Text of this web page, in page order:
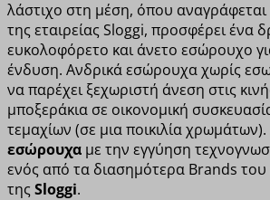
λάστιχο στη μέση, όπου αναγράφεται
της εταιρείας Sloggi, προσφέρει ένα
ευκολοφόρετο και άνετο εσώρουχο
ένδυση. Ανδρικά εσώρουχα χωρίς
να παρέχει ξεχωριστή άνεση στις
μποξεράκια σε οικονομική
τεμαχίων (σε μια ποικιλία χρωμάτων).
εσώρουχα με την εγγύηση
ενός από τα διασημότερα Brands
της Sloggi.